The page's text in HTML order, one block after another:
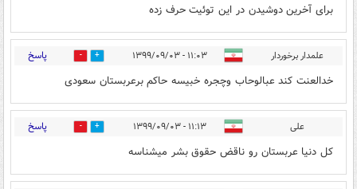
برای آخرین دوشیدن در این توئیت حرف زده
علمدار برخوردار ۱۱:۰۳ - ۱۳۹۹/۰۹/۰۳ 3 پاسخ
خدالعنت کند عبالوحاب وچجره خبیسه حاکم برعربستان سعودی
علی ۱۱:۱۳ - ۱۳۹۹/۰۹/۰۳ 5 پاسخ
کل دنیا عربستان رو ناقض حقوق بشر میشناسه